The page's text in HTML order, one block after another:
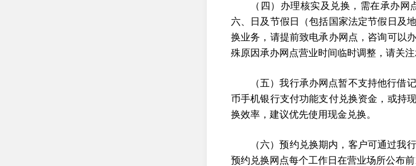
（四）办理核实及兑换，需在承办
六、日及节假日（包括国家法定节假日及
换业务，请提前致电承办网点，咨询可以
殊原因承办网点营业时间临时调整，请关注
（五）我行承办网点暂不支持他行借
币手机银行支付功能支付兑换资金，或持
换效率，建议优先使用现金兑换。
（六）预约兑换期内，客户可通过我
预约兑换网点每个工作日在营业场所公布前